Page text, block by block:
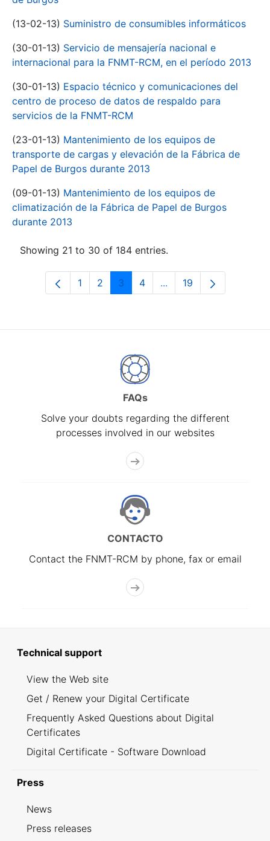
(13-02-13) Suministro de consumibles informáticos
(30-01-13) Servicio de mensajería nacional e
internacional para la FNMT-RCM, en el período 2013
(30-01-13) Espacio técnico y comunicaciones del
centro de proceso de datos de respaldo para
servicios de la FNMT-RCM
(23-01-13) Mantenimiento de los equipos de
transporte de cargas y elevación de la Fábrica de
Papel de Burgos durante 2013
(09-01-13) Mantenimiento de los equipos de
climatización de la Fábrica de Papel de Burgos
durante 2013
Showing 21 to 30 of 184 entries.
Page
1 Page
2 Page
3 Page
4 ...Intermediate Pages
Page
19
FAQs
Solve your doubts regarding the different
processes involved in our websites
CONTACTO
Contact the FNMT-RCM by phone, fax or email
Technical support
View the Web site
Get / Renew your Digital Certificate
Frequently Asked Questions about Digital
Certificates
Digital Certificate - Software Download
Press
News
Press releases